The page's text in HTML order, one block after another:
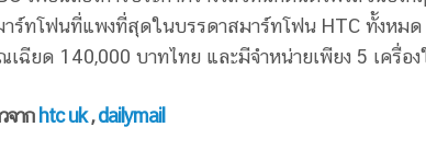
ร์ทโฟนที่แพงที่สุดในบรรดาสมาร์ทโฟน HTC ทั้งหม
เฉียด 140,000 บาทไทย และมีจำหน่ายเพียง 5 เครื่อ
จากhtc uk,dailymail